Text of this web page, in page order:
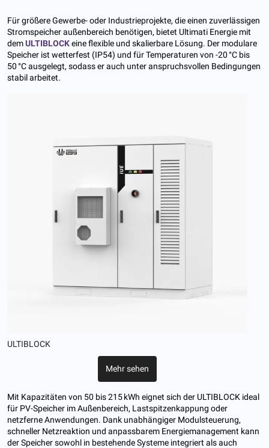
Für größere Gewerbe- oder Industrieprojekte, die einen zuverlässigen
Stromspeicher außenbereich benötigen, bietet Ultimati Energie mit
demULTIBLOCKeine flexible und skalierbare Lösung. Der modulare
Speicher ist wetterfest (IP54) und für Temperaturen von -20 °C bis
50 °C ausgelegt, sodass er auch unter anspruchsvollen Bedingungen
stabil arbeitet.
ULTIBLOCK
Mehr sehen
Mit Kapazitäten von 50 bis 215 kWh eignet sich der ULTIBLOCK ideal
für PV-Speicher im Außenbereich, Lastspitzenkappung oder
netzferne Anwendungen. Dank unabhängiger Modulsteuerung,
schneller Netzreaktion und anpassbarem Energiemanagement kann
der Speicher sowohl in bestehende Systeme integriert als auch